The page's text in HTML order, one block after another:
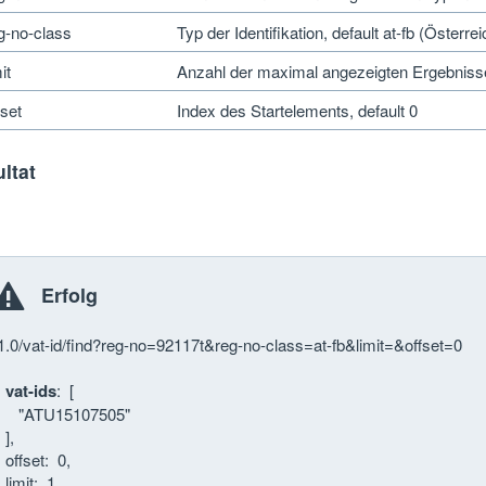
no-class
Typ der Identifikation, default at-fb
Anzahl der maximal angezeigten
Index des Startelements, default 0
Erfolg
vat-id/find?reg-no=92117t&reg-no-class=at-fb&limit=&offset=0
vat-ids: [
0,